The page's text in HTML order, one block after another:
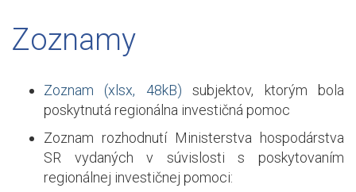
Zoznamy
Zoznam (xlsx, 48kB)subjektov, ktorým bola
poskytnutá regionálna investičná pomoc
Zoznam rozhodnutí Ministerstva hospodárstva
SR vydaných v súvislosti s poskytovaním
regionálnej investičnej pomoci: